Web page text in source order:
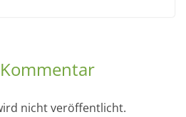
nicht veröffentlicht.